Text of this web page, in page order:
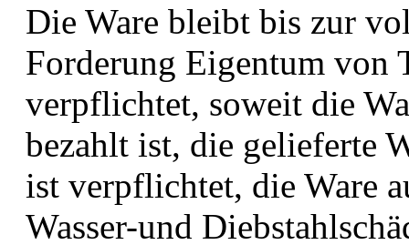
Die Ware bleibt bis zur
Forderung Eigentum von
verpflichtet, soweit die
bezahlt ist, die gelieferte
ist verpflichtet, die Ware
Wasser-und